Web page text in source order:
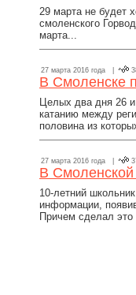
29 марта не будет
смоленского
марта...
27 марта 2016 года |
В Смоленске
Целых два дня 26
катанию между
половина из
27 марта 2016 года |
В Смоленской
10-летний
информации,
Причем сделал это